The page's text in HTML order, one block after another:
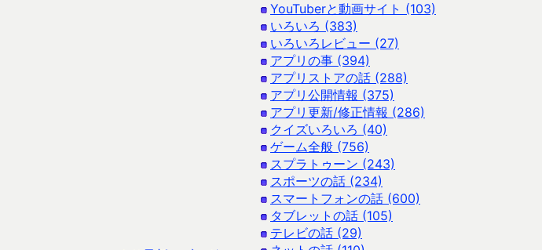
YouTuberと動画サイト (103)
いろいろ (383)
いろいろレビュー (27)
アプリの事 (394)
アプリストアの話 (288)
アプリ公開情報 (375)
アプリ更新/修正情報 (286)
クイズいろいろ (40)
ゲーム全般 (756)
スプラトゥーン (243)
スポーツの話 (234)
スマートフォンの話 (600)
タブレットの話 (105)
テレビの話 (29)